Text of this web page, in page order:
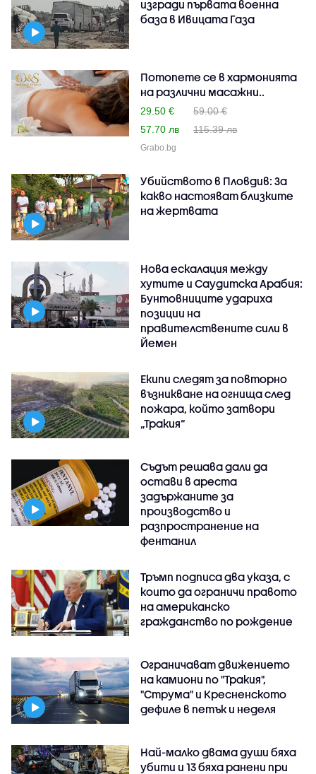
изгради първата военна
база в Ивицата Газа
Потопете се в хармонията
на различни масажни..
29.50 €
59.00 €
57.70 лв
115.39 лв
Grabo.bg
Убийството в Пловдив: За
какво настояват близките
на жертвата
Нова ескалация между
хутите и Саудитска Арабия:
Бунтовниците удариха
позиции на
правителствените сили в
Йемен
Екипи следят за повторно
възникване на огнища след
пожара, който затвори
„Тракия“
Съдът решава дали да
остави в ареста
задържаните за
производство и
разпространение на
фентанил
Тръмп подписа два указа, с
които да ограничи правото
на американско
гражданство по рождение
Ограничават движението
на камиони по "Тракия",
"Струма" и Кресненското
дефиле в петък и неделя
Най-малко двама души бяха
убити и 13 бяха ранени при